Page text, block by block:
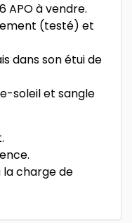
APO à vendre.
(testé) et
dans son étui de
soleil et sangle
la charge de